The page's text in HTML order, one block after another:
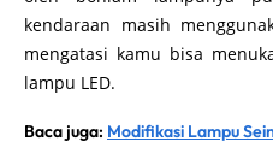
kendaraan masih
mengatasi kamu bisa
lampu LED.
Baca juga: Modifikasi Lampu